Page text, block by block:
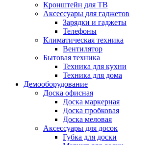
Кронштейн для ТВ
Аксессуары для гаджетов
Зарядки и гаджеты
Телефоны
Климатическая техника
Вентилятор
Бытовая техника
Техника для кухни
Техника для дома
Демооборудование
Доска офисная
Доска маркерная
Доска пробковая
Доска меловая
Аксессуары для досок
Губка для доски